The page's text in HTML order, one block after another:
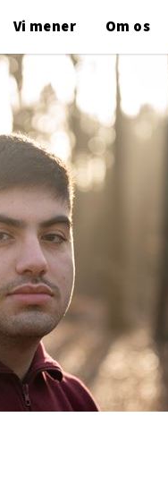
Vi mener Om os